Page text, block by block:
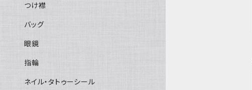
つけ襟
バッグ
眼鏡
指輪
ネイル・タトゥーシール